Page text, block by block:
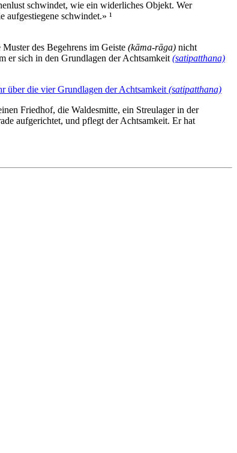
schwindet, wie ein widerliches Objekt. Wer
schwindet.» ¹
des Begehrens im Geiste (kāma-rāga) nicht
er sich in den Grundlagen der Achtsamkeit(satipatthana)
über die vier Grundlagen der Achtsamkeit(satipatthana)
Friedhof, die Waldesmitte, ein Streulager in der
aufgerichtet, und pflegt der Achtsamkeit. Er hat